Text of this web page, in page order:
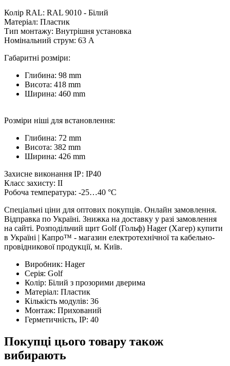
Колір RAL: RAL 9010 - Білий
Матеріал: Пластик
Тип монтажу: Внутрішня установка
Номінальний струм: 63 A
Габаритні розміри:
Глибина: 98 mm
Висота: 418 mm
Ширина: 460 mm
Розміри ніші для встановлення:
Глибина: 72 mm
Висота: 382 mm
Ширина: 426 mm
Захисне виконання ІР: IP40
Класс захисту: IІ
Робоча температура: -25…40 °C
Спеціальні ціни для оптових покупців. Онлайн замовлення.
Відправка по Україні. Знижка на доставку у разі замовлення
на сайті. Розподільчий щит Golf (Гольф) Hager (Хагер) купити
в Україні | Капро™ - магазин електротехнічної та кабельно-
провідникової продукції, м. Київ.
Виробник: Hager
Серія: Golf
Колір: Білий з прозорими дверима
Матеріал: Пластик
Кількість модулів: 36
Монтаж: Прихований
Герметичність, IP: 40
Покупці цього товару також
вибирають